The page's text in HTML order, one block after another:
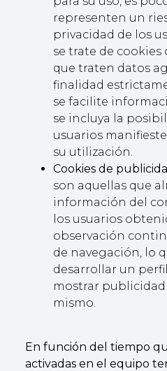
representen un
privacidad de los
se trate de
que traten datos
finalidad
se facilite
se incluya la
usuarios
su utilización.
Cookies de
son aquellas que
información del
los usuarios
observación
de navegación, lo
desarrollar un
mostrar
mismo.
En función del tiempo
activadas en el equipo